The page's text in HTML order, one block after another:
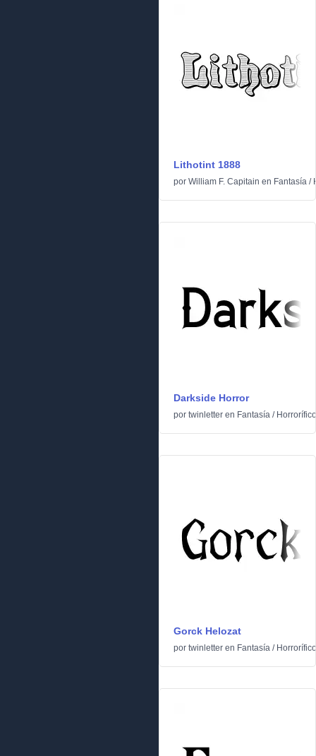
Lithotint 1888
por William F. Capitain en Fantasía /
Darkside Horror
por twinletter en Fantasía /
Gorck Helozat
por twinletter en Fantasía /